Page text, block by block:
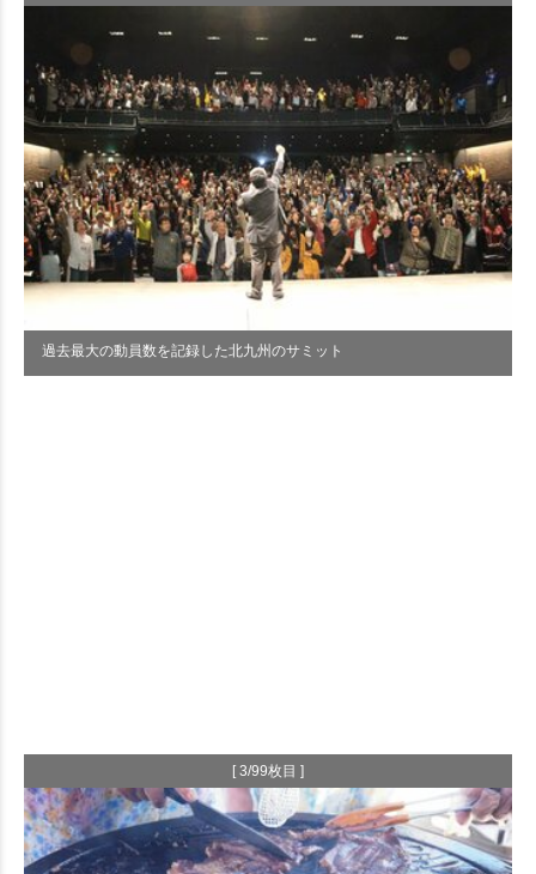
過去最大の動員数を記録した北九州のサミット
[ 3/99枚目 ]